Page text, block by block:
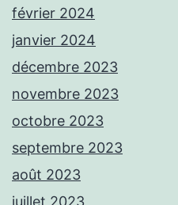
février 2024
janvier 2024
décembre 2023
novembre 2023
octobre 2023
septembre 2023
août 2023
juillet 2023